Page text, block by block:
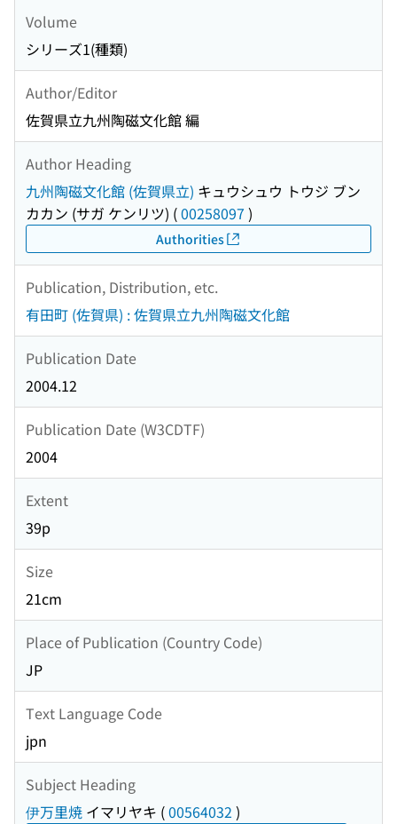
Volume
シリーズ1(種類)
Author/Editor
佐賀県立九州陶磁文化館 編
Author Heading
九州陶磁文化館 (佐賀県立) キュウシュウ トウジ ブン
カカン (サガ ケンリツ) (00258097 )
Authorities
Publication, Distribution, etc.
有田町 (佐賀県) : 佐賀県立九州陶磁文化館
Publication Date
2004.12
Publication Date (W3CDTF)
2004
Extent
39p
Size
21cm
Place of Publication (Country Code)
JP
Text Language Code
jpn
Subject Heading
伊万里焼 イマリヤキ (00564032 )